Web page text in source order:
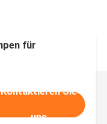
für
Kontaktieren Sie
uns